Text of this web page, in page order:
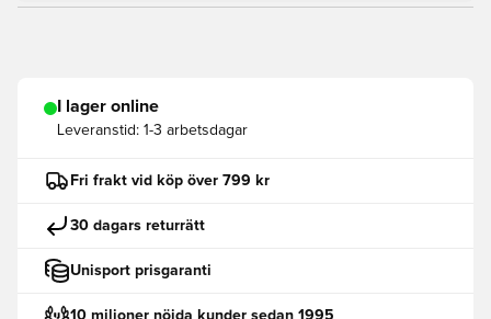
I lager online
Leveranstid: 1-3 arbetsdagar
Fri frakt vid köp över 799 kr
30 dagars returrätt
Unisport prisgaranti
10 miljoner nöjda kunder sedan 1995